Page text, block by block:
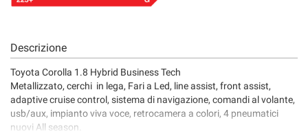
Descrizione
Toyota Corolla 1.8 Hybrid Business Tech
Metallizzato, cerchi in lega, Fari a Led, line assist, front assist,
adaptive cruise control, sistema di navigazione, comandi al volante,
usb/aux, impianto viva voce, retrocamera a colori, 4 pneumatici
nuovi All season.